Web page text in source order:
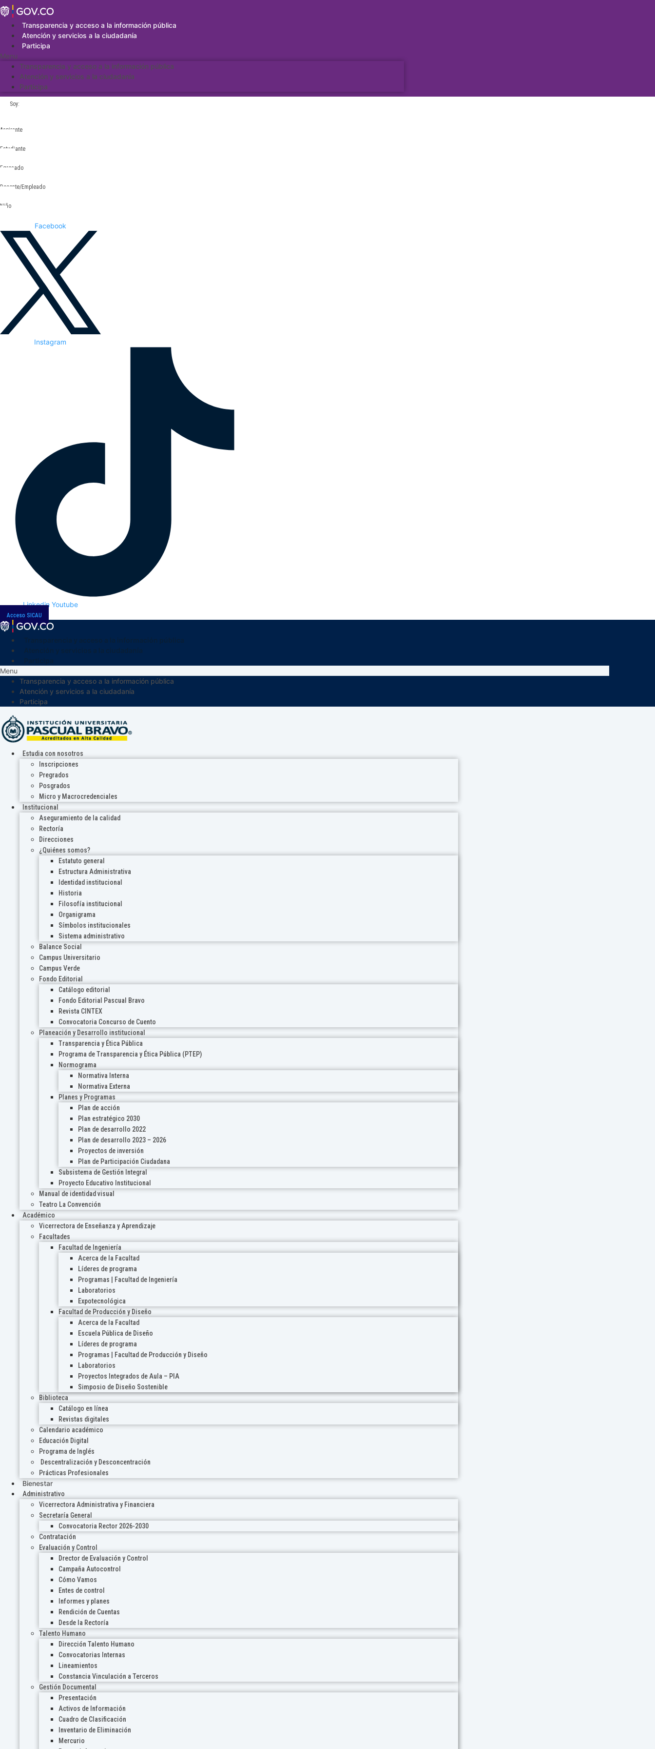
Saltar
al
contenidoTransparencia y acceso a la información pública
Atención y servicios a la ciudadanía
Participa
Menu
Transparencia y acceso a la información pública
Atención y servicios a la ciudadanía
Participa
Soy:
Aspirante
Estudiante
Egresado
Docente/Empleado
Niño
Facebook
Instagram
Linkedin Youtube
Acceso SICAU
Menu
Transparencia y acceso a la información pública
Atención y servicios a la ciudadanía
Participa
Estudia con nosotros
Inscripciones
Pregrados
Posgrados
Micro y Macrocredenciales
Institucional
Aseguramiento de la calidad
Rectoría
Direcciones
¿Quiénes somos?
Estatuto general
Estructura Administrativa
Identidad institucional
Historia
Filosofía institucional
Organigrama
Símbolos institucionales
Sistema administrativo
Balance Social
Campus Universitario
Campus Verde
Fondo Editorial
Catálogo editorial
Fondo Editorial Pascual Bravo
Revista CINTEX
Convocatoria Concurso de Cuento
Planeación y Desarrollo institucional
Transparencia y Ética Pública
Programa de Transparencia y Ética Pública (PTEP)
Normograma
Normativa Interna
Normativa Externa
Planes y Programas
Plan de acción
Plan estratégico 2030
Plan de desarrollo 2022
Plan de desarrollo 2023 – 2026
Proyectos de inversión
Plan de Participación Ciudadana
Subsistema de Gestión Integral
Proyecto Educativo Institucional
Manual de identidad visual
Teatro La Convención
Académico
Vicerrectora de Enseñanza y Aprendizaje
Facultades
Facultad de Ingeniería
Acerca de la Facultad
Líderes de programa
Programas | Facultad de Ingeniería
Laboratorios
Expotecnológica
Facultad de Producción y Diseño
Acerca de la Facultad
Escuela Pública de Diseño
Líderes de programa
Programas | Facultad de Producción y Diseño
Laboratorios
Proyectos Integrados de Aula – PIA
Simposio de Diseño Sostenible
Biblioteca
Catálogo en línea
Revistas digitales
Calendario académico
Educación Digital
Programa de Inglés
Descentralización y Desconcentración
Prácticas Profesionales
Bienestar
Administrativo
Vicerrectora Administrativa y Financiera
Secretaría General
Convocatoria Rector 2026-2030
Contratación
Evaluación y Control
Drector de Evaluación y Control
Campaña Autocontrol
Cómo Vamos
Entes de control
Informes y planes
Rendición de Cuentas
Desde la Rectoría
Talento Humano
Dirección Talento Humano
Convocatorias Internas
Lineamientos
Constancia Vinculación a Terceros
Gestión Documental
Presentación
Activos de Información
Cuadro de Clasificación
Inventario de Eliminación
Mercurio